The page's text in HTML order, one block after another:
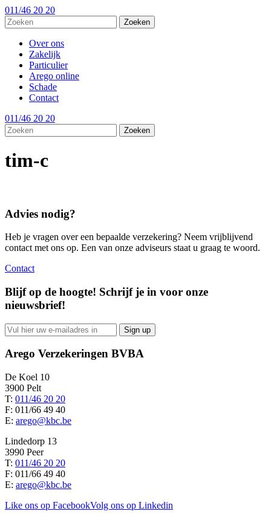
011/46 20 20
Over ons
Zakelijk
Particulier
Arego online
Schade
Contact
011/46 20 20
tim-c
Advies nodig?
Heb je vragen over een bepaalde verzekering? Neem vrijblijvend
contact met ons op. Een van onze adviseurs staat u graag te woord.
Contact
Blijf op de hoogte! Schrijf je in voor onze
nieuwsbrief!
Arego Verzekeringen BVBA
De Koel 10
3900 Pelt
T: 011/46 20 20
F: 011/66 49 40
E: arego@kbc.be
Lindedorp 13
3990 Peer
T: 011/46 20 20
F: 011/66 49 40
E: arego@kbc.be
Like ons op FacebookVolg ons op Linkedin